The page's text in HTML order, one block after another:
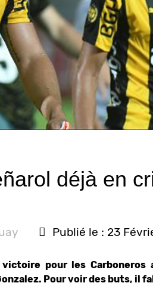
déjà en
Publié le : 23
pour les Carboneros
Pour voir des buts, il